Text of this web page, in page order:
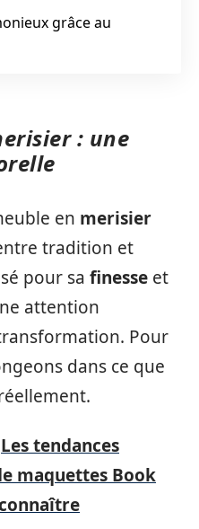
grâce au
: une
en merisier
tradition et
pour sa finesse et
attention
Pour
dans ce que
Les tendances
maquettes Book